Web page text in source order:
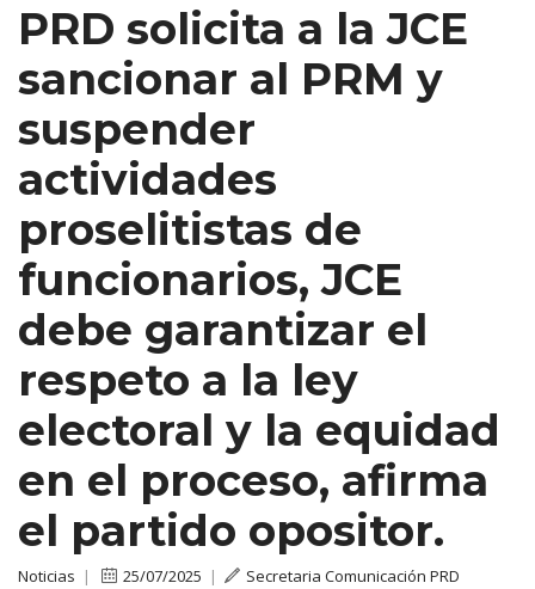
PRD solicita a la JCE
sancionar al PRM y
suspender
actividades
proselitistas de
funcionarios, JCE
debe garantizar el
respeto a la ley
electoral y la equidad
en el proceso, afirma
el partido opositor.
Noticias | 25/07/2025 | Secretaria Comunicación PRD